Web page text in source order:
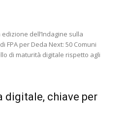
edizione dell’Indagine sulla
FPA per Deda Next: 50 Comuni
di maturità digitale rispetto agli
digitale, chiave per